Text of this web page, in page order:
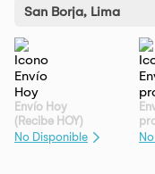
San Borja, Lima
Envío Hoy
(Recibe HOY)
No Disponible